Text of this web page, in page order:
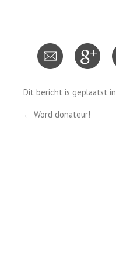
Dit bericht is geplaatst in
← Word donateur!